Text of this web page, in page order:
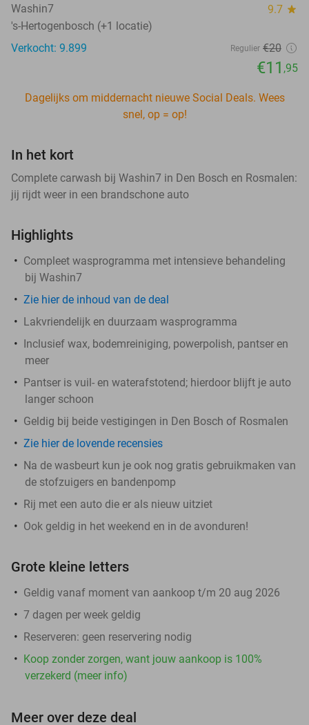
Washin7 9.7 star
's-Hertogenbosch (+1 locatie)
Verkocht: 9.899
Regulier €20
€11 ,95
Dagelijks om middernacht nieuwe Social Deals. Wees
snel, op = op!
In het kort
Complete carwash bij Washin7 in Den Bosch en Rosmalen:
jij rijdt weer in een brandschone auto
Highlights
Compleet wasprogramma met intensieve behandeling
bij Washin7
Zie hier de inhoud van de deal
Lakvriendelijk en duurzaam wasprogramma
Inclusief wax, bodemreiniging, powerpolish, pantser en
meer
Pantser is vuil- en waterafstotend; hierdoor blijft je auto
langer schoon
Geldig bij beide vestigingen in Den Bosch of Rosmalen
Zie hier de lovende recensies
Na de wasbeurt kun je ook nog gratis gebruikmaken van
de stofzuigers en bandenpomp
Rij met een auto die er als nieuw uitziet
Ook geldig in het weekend en in de avonduren!
Grote kleine letters
Geldig vanaf moment van aankoop t/m 20 aug 2026
7 dagen per week geldig
Reserveren: geen reservering nodig
Koop zonder zorgen, want jouw aankoop is 100%
verzekerd (meer info)
Meer over deze deal